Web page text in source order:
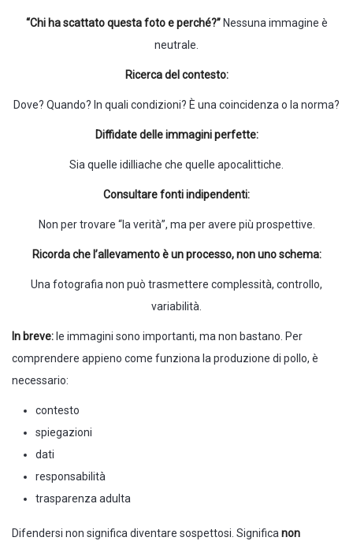
“Chi ha scattato questa foto e perché?”Nessuna immagine è
neutrale.
Ricerca del contesto:
Dove? Quando? In quali condizioni? È una coincidenza o la norma?
Diffidate delle immagini perfette:
Sia quelle idilliache che quelle apocalittiche.
Consultare fonti indipendenti:
Non per trovare “la verità”, ma per avere più prospettive.
Ricorda che l’allevamento è un processo, non uno schema:
Una fotografia non può trasmettere complessità, controllo,
variabilità.
In breve: le immagini sono importanti, ma non bastano. Per
comprendere appieno come funziona la produzione di pollo, è
necessario:
contesto
spiegazioni
dati
responsabilità
trasparenza adulta
Difendersi non significa diventare sospettosi. Significa non